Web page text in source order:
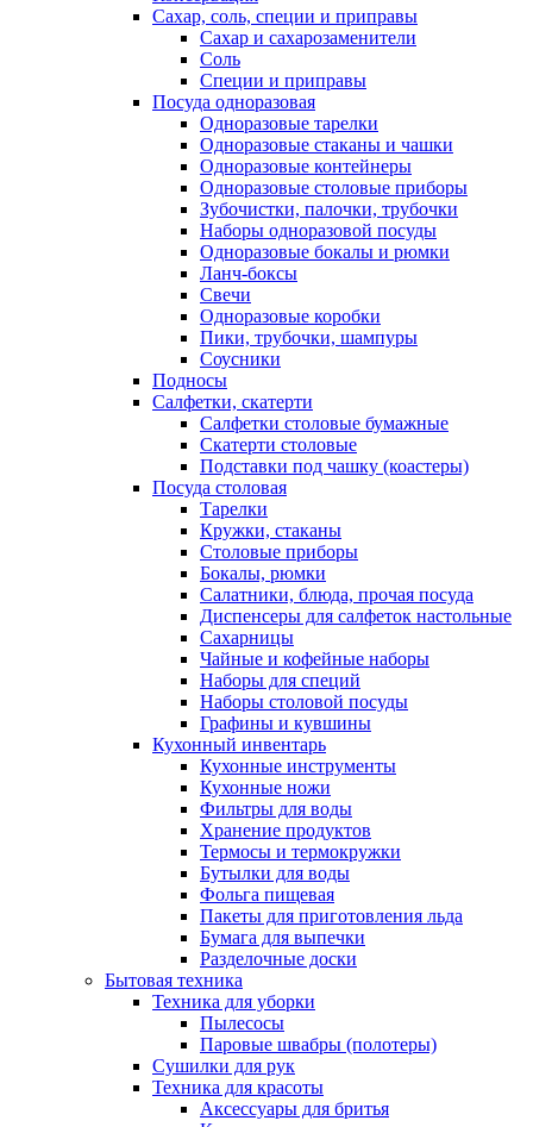
Сахар, соль, специи и приправы
Сахар и сахарозаменители
Соль
Специи и приправы
Посуда одноразовая
Одноразовые тарелки
Одноразовые стаканы и чашки
Одноразовые контейнеры
Одноразовые столовые приборы
Зубочистки, палочки, трубочки
Наборы одноразовой посуды
Одноразовые бокалы и рюмки
Ланч-боксы
Свечи
Одноразовые коробки
Пики, трубочки, шампуры
Соусники
Подносы
Салфетки, скатерти
Салфетки столовые бумажные
Скатерти столовые
Подставки под чашку (коастеры)
Посуда столовая
Тарелки
Кружки, стаканы
Столовые приборы
Бокалы, рюмки
Салатники, блюда, прочая посуда
Диспенсеры для салфеток настольные
Сахарницы
Чайные и кофейные наборы
Наборы для специй
Наборы столовой посуды
Графины и кувшины
Кухонный инвентарь
Кухонные инструменты
Кухонные ножи
Фильтры для воды
Хранение продуктов
Термосы и термокружки
Бутылки для воды
Фольга пищевая
Пакеты для приготовления льда
Бумага для выпечки
Разделочные доски
Бытовая техника
Техника для уборки
Пылесосы
Паровые швабры (полотеры)
Сушилки для рук
Техника для красоты
Аксессуары для бритья